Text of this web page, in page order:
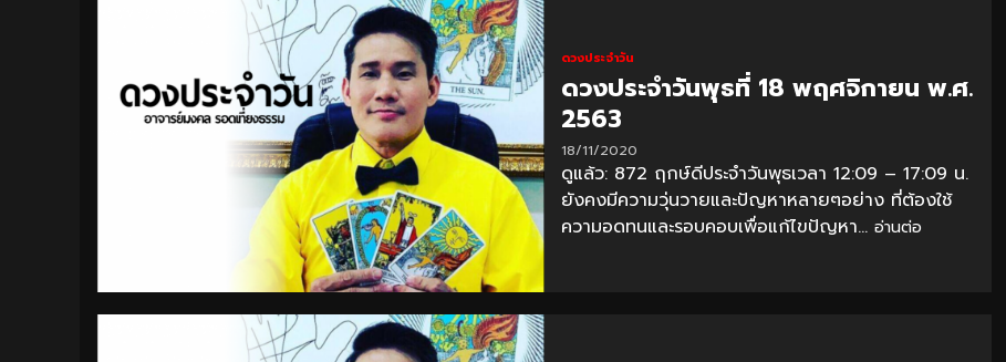
ดวงประจำวัน
ดวงประจำวันพุธที่ 18 พฤศจิกายน พ.ศ.
2563
18/11/2020
ดูแล้ว: 872 ฤกษ์ดีประจำวันพุธเวลา 12:09 – 17:09 น.
ยังคงมีความวุ่นวายและปัญหาหลายๆอย่าง ที่ต้องใช้
ความอดทนและรอบคอบเพื่อแก้ไขปัญหา... อ่านต่อ